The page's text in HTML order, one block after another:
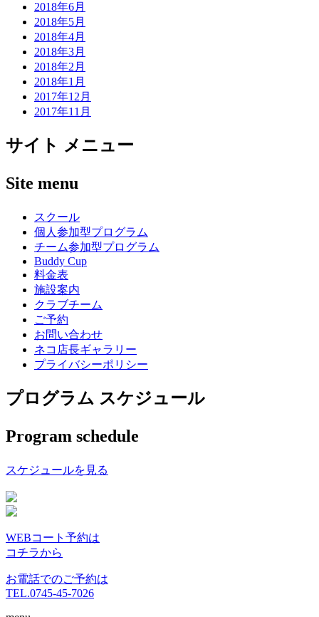
2018年6月
2018年5月
2018年4月
2018年3月
2018年2月
2018年1月
2017年12月
2017年11月
サイト メニュー
Site menu
スクール
個人参加型プログラム
チーム参加型プログラム
Buddy Cup
料金表
施設案内
クラブチーム
ご予約
お問い合わせ
ネコ店長ギャラリー
プライバシーポリシー
プログラム スケジュール
Program schedule
スケジュールを見る
WEBコート予約は
コチラから
お電話でのご予約は
TEL.0745-45-7026